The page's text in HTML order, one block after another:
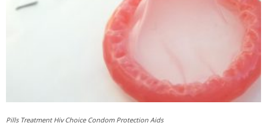
Pills Treatment Hiv Choice Condom Protection Aids